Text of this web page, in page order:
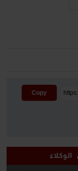
Copy
الوكلاء